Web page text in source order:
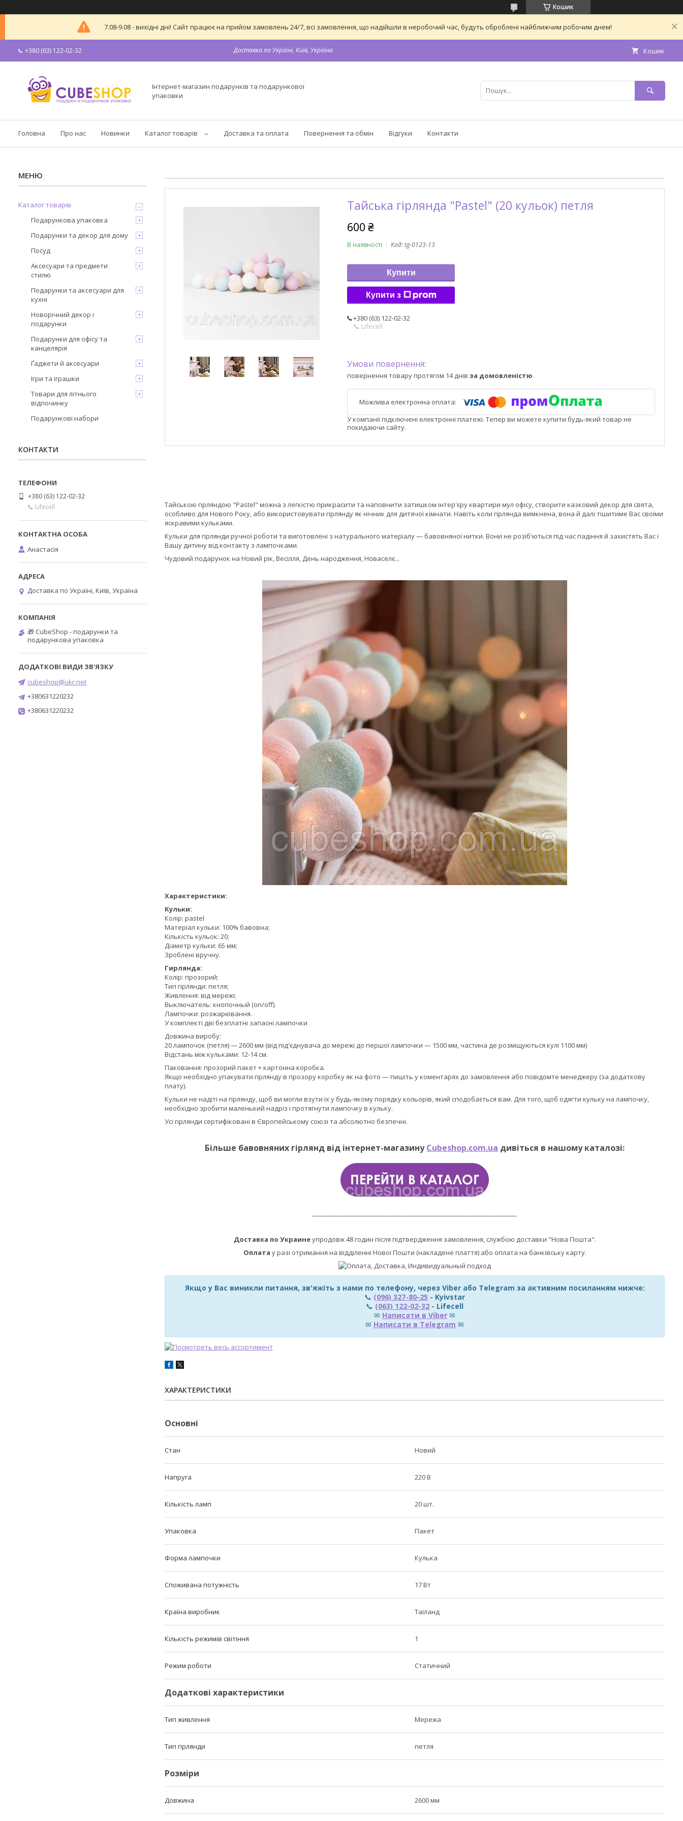
Кошик
7.08-9.08 - вихідні дні! Сайт працює на прийом замовлень 24/7, всі замовлення, що надійшли в неробочий час, будуть оброблені найближчим робочим днем!
+380 (63) 122-02-32 Доставка по Україні, Київ, Україна Кошик
Інтернет-магазин подарунків та подарункової
упаковки
Головна Про нас Новинки Каталог товарів Доставка та оплата Повернення та обмін Відгуки Контакти
Тайська гірлянда "Pastel" (20 кульок) петля
600 ₴
В наявності Код:tg-0123-13
Купити
Купити з
+380 (63) 122-02-32
📞 Lifecell
повернення товару протягом 14 днів за домовленістю
У компанії підключені електронні платежі. Тепер ви можете купити будь-який товар не
покидаючи сайту.
Тайською гірляндою "Pastel" можна з легкістю прикрасити та наповнити затишком інтер'єру квартири мул офісу, створити казковий декор для свята,
особливо для Нового Року, або використовувати гірлянду як нічник для дитячої кімнати. Навіть коли гірлянда вимкнена, вона й далі тішитиме Вас своїми
яскравими кульками.
Кульки для гірлянди ручної роботи та виготовлені з натурального матеріалу — бавовняної нитки. Вони не розіб'ються під час падіння й захистять Вас і
Вашу дитину від контакту з лампочками.
Чудовий подарунок на Новий рік, Весілля, День народження, Новаселє...
Характеристики:
Кульки:
Колір: pastel
Матеріал кульки: 100% бавовна;
Кількість кульок: 20;
Діаметр кульки: 65 мм;
Зроблені вручну.
Гирлянда:
Колір: прозорий;
Тип гірлянди: петля;
Живлення: від мережі;
Выключатель: кнопочный (on/off).
Лампочки: розжарювання.
У комплекті дві безплатні запасні лампочки
Довжина виробу:
20 лампочок (петля) — 2600 мм (від під'єднувача до мережі до першої лампочки — 1500 мм, частина де розміщуються кулі 1100 мм)
Відстань між кульками: 12-14 см.
Паковання: прозорий пакет + картонна коробка.
Якщо необхідно упакувати гірлянду в прозору коробку як на фото — пишіть у коментарях до замовлення або повідомте менеджеру (за додаткову
плату).
Кульки не надіті на гірлянду, щоб ви могли взути їх у будь-якому порядку кольорів, який сподобається вам. Для того, щоб одягти кульку на лампочку,
необхідно зробити маленький надріз і протягнути лампочку в кульку.
Усі гірлянди сертифіковані в Європейському союзі та абсолютно безпечні.
Більше бавовняних гірлянд від інтернет-магазинуCubeshop.com.ua дивіться в нашому каталозі:
Доставка по Украинеупродовж 48 годин після підтвердження замовлення, службою доставки "Нова Пошта".
Оплата у разі отримання на відділенні Нової Пошти (накладене плаття) або оплата на банківську карту.
Якщо у Вас виникли питання, зв'яжіть з нами по телефону, через Viber або Telegram за активним посиланням нижче:
📞 (096) 327-80-25 - Kyivstar
📞 (063) 122-02-32 - Lifecell
✉ Написати в Viber ✉
✉ Написати в Telegram ✉
ХАРАКТЕРИСТИКИ
Основні
Стан Новий
Напруга 220 В
Кількість ламп 20 шт.
Упаковка Пакет
Форма лампочки Кулька
Споживана потужність 17 Вт
Країна виробник Таїланд
Кількість режимів світіння 1
Режим роботи Статичний
Додаткові характеристики
Тип живлення Мережа
Тип гірлянди петля
Розміри
Довжина 2600 мм
Каталог товарів
Подарункова упаковка
Подарунки та декор для дому
Посуд
Аксесуари та предмети
стилю
Подарунки та аксесуари для
кухні
Новорічний декор і
подарунки
Подарунки для офісу та
канцелярія
Ґаджети й аксесуари
Ігри та іграшки
Товари для літнього
відпочинку
Подарункові набори
КОНТАКТИ
+380 (63) 122-02-32
📞 Lifecell
Анастасія
Доставка по Україні, Київ, Україна
🎁 CubeShop - подарунки та
подарункова упаковка
cubeshop@ukr.net
+380631220232
+380631220232